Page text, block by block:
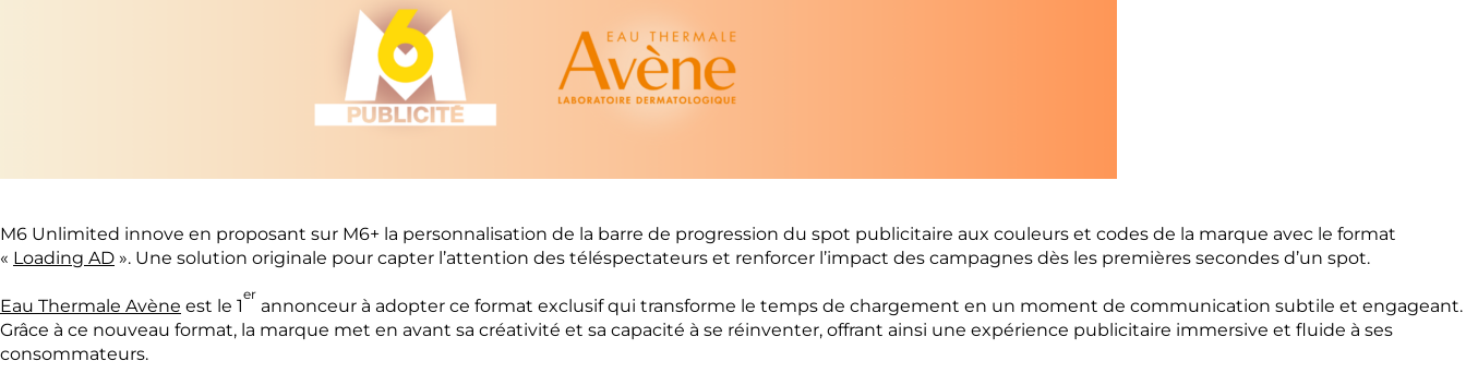
M6 Unlimited innove en proposant sur M6+ la personnalisation de la barre de progression du spot publicitaire aux couleurs et codes de la marque avec le format
« Loading AD ». Une solution originale pour capter l’attention des téléspectateurs et renforcer l’impact des campagnes dès les premières secondes d’un spot.
Eau Thermale Avène est le 1
er
annonceur à adopter ce format exclusif qui transforme le temps de chargement en un moment de communication subtile et engageant.
Grâce à ce nouveau format, la marque met en avant sa créativité et sa capacité à se réinventer, offrant ainsi une expérience publicitaire immersive et fluide à ses
consommateurs.